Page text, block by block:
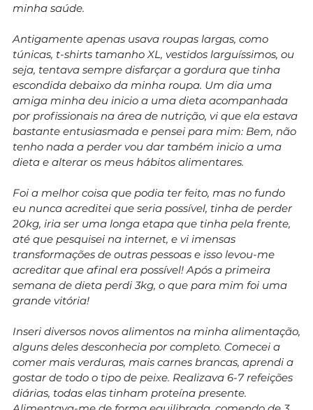
minha saúde.
Antigamente apenas usava roupas largas, como
túnicas, t-shirts tamanho XL, vestidos larguíssimos, ou
seja, tentava sempre disfarçar a gordura que tinha
escondida debaixo da minha roupa. Um dia uma
amiga minha deu inicio a uma dieta acompanhada
por profissionais na área de nutrição, vi que ela estava
bastante entusiasmada e pensei para mim: Bem, não
tenho nada a perder vou dar também inicio a uma
dieta e alterar os meus hábitos alimentares.
Foi a melhor coisa que podia ter feito, mas no fundo
eu nunca acreditei que seria possível, tinha de perder
20kg, iria ser uma longa etapa que tinha pela frente,
até que pesquisei na internet, e vi imensas
transformações de outras pessoas e isso levou-me
acreditar que afinal era possível! Após a primeira
semana de dieta perdi 3kg, o que para mim foi uma
grande vitória!
Inseri diversos novos alimentos na minha alimentação,
alguns deles desconhecia por completo. Comecei a
comer mais verduras, mais carnes brancas, aprendi a
gostar de todo o tipo de peixe. Realizava 6-7 refeições
diárias, todas elas tinham proteína presente.